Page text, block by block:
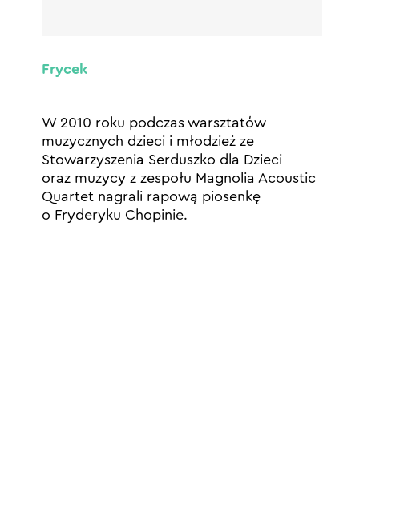
Frycek
W 2010 roku podczas warsztatów
muzycznych dzieci i młodzież ze
Stowarzyszenia Serduszko dla Dzieci
oraz muzycy z zespołu Magnolia Acoustic
Quartet nagrali rapową piosenkę
o Fryderyku Chopinie.